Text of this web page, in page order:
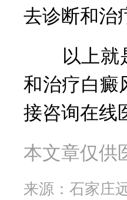
去诊断和治
以上就是
和治疗白癜
接咨询在线
本文章仅供
来源：石家庄